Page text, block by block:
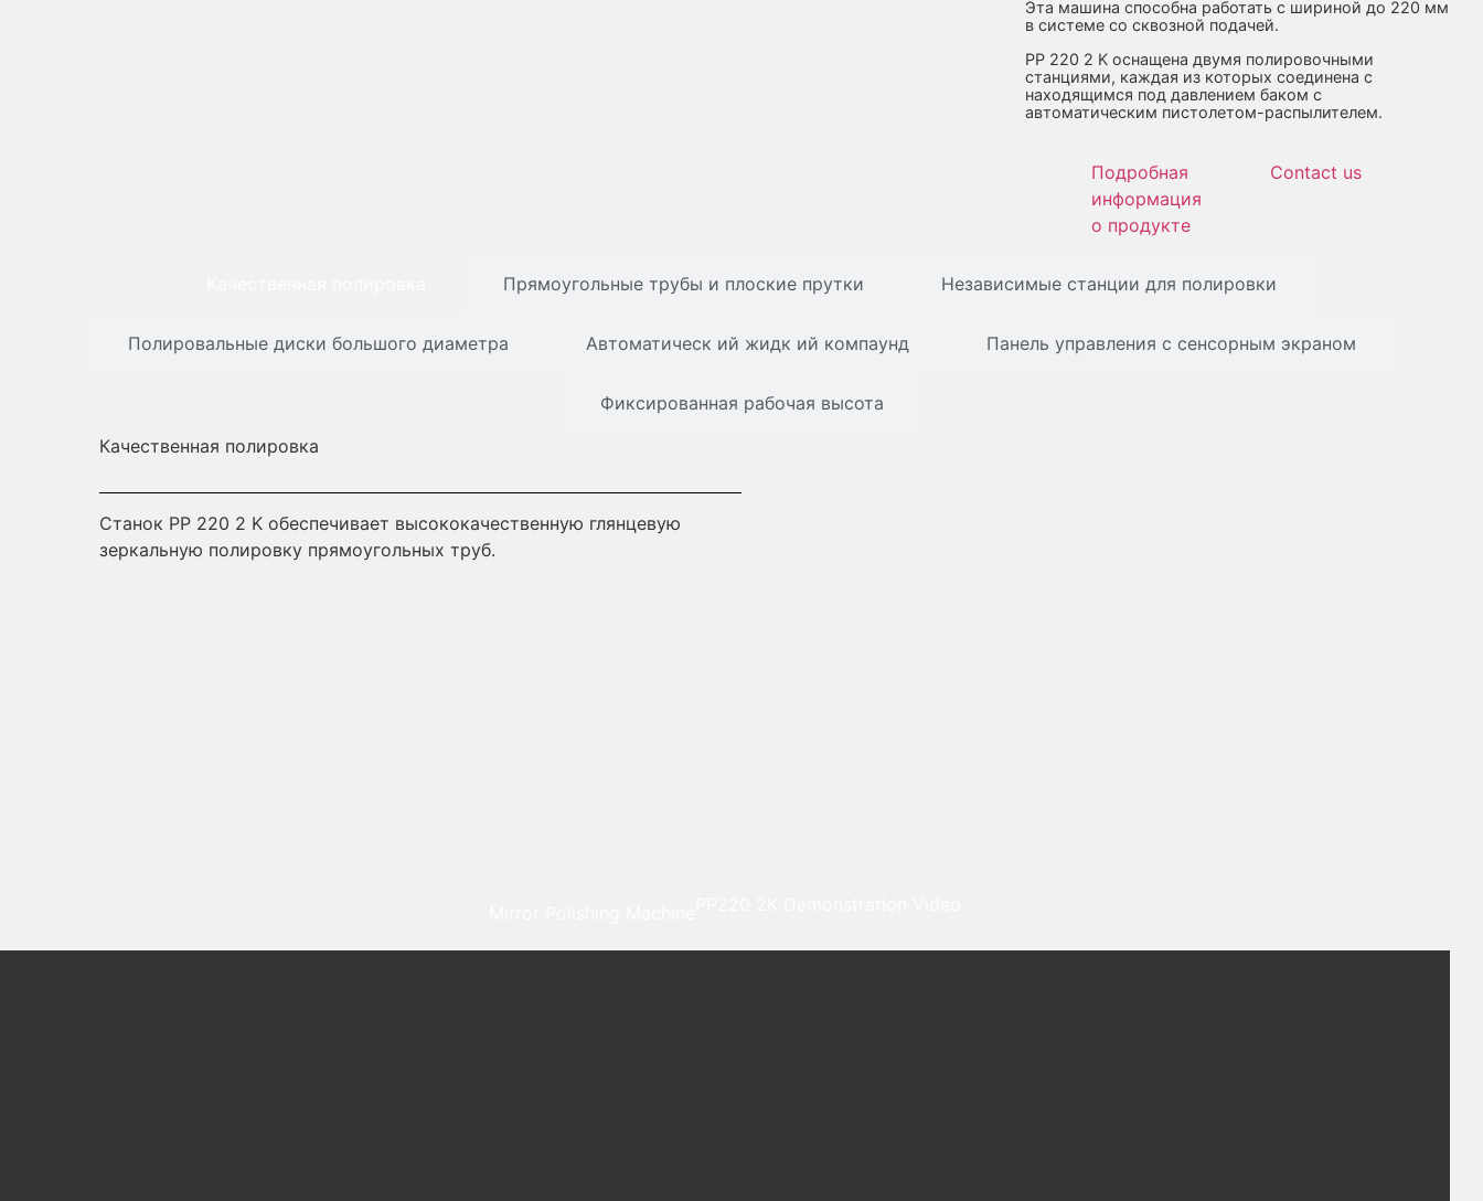
Эта машина способна работать с шириной до 220 мм
в системе со сквозной подачей.
PP 220 2 K оснащена двумя полировочными
станциями, каждая из которых соединена с
находящимся под давлением баком с
автоматическим пистолетом-распылителем.
Подробная
информация
о продукте
Contact us
Прямоугольные трубы и плоские прутки Независимые станции для полировки
Полировальные диски большого диаметра Автоматическ ий жидк ий компаунд Панель управления с сенсорным экраном
Фиксированная рабочая высота
Качественная полировка
Станок PP 220 2 K обеспечивает высококачественную глянцевую
зеркальную полировку прямоугольных труб.